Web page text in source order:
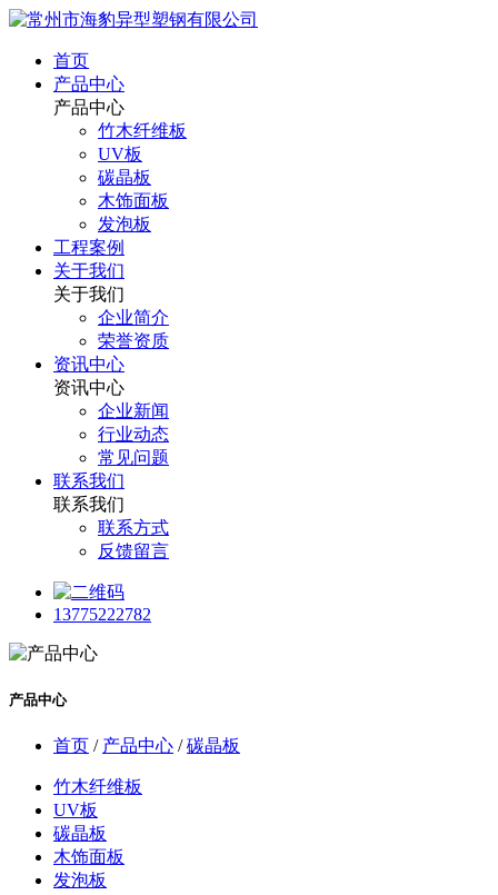
首页
产品中心
产品中心
竹木纤维板
UV板
碳晶板
木饰面板
发泡板
工程案例
关于我们
关于我们
企业简介
荣誉资质
资讯中心
资讯中心
企业新闻
行业动态
常见问题
联系我们
联系我们
联系方式
反馈留言
13775222782
产品中心
首页 / 产品中心 /碳晶板
竹木纤维板
UV板
碳晶板
木饰面板
发泡板